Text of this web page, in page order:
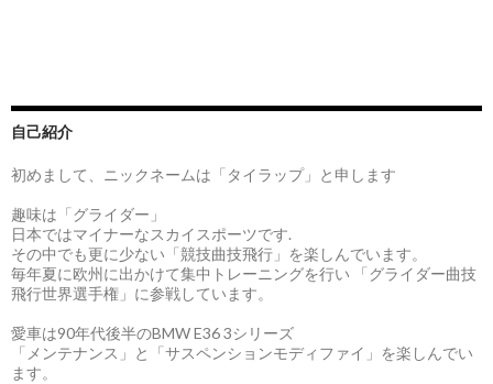
自己紹介
初めまして、ニックネームは「タイラップ」と申します
趣味は「グライダー」
日本ではマイナーなスカイスポーツです.
その中でも更に少ない「競技曲技飛行」を楽しんでいます。
毎年夏に欧州に出かけて集中トレーニングを行い 「グライダー曲技
飛行世界選手権」に参戦しています。
愛車は90年代後半のBMW E36 3シリーズ
「メンテナンス」と「サスペンションモディファイ」を楽しんでい
ます。